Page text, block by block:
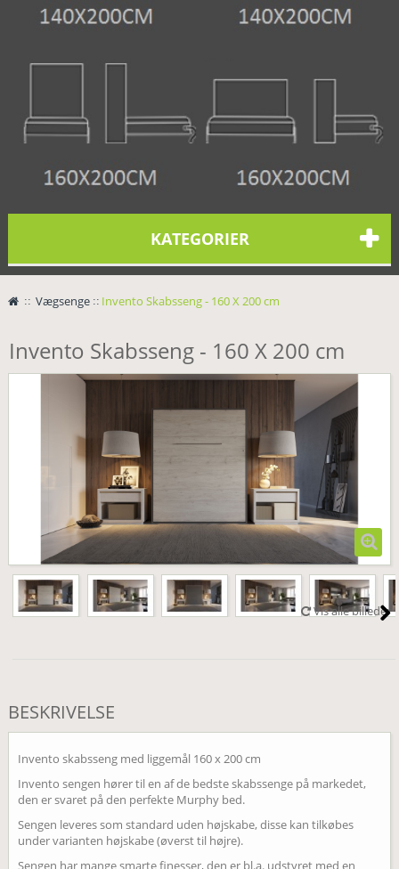
KATEGORIER
> Vægsenge > Invento Skabsseng - 160 X 200 cm
Invento Skabsseng - 160 X 200 cm
Vis alle billeder
BESKRIVELSE
Invento skabsseng med liggemål 160 x 200 cm
Invento sengen hører til en af de bedste skabssenge på markedet,
den er svaret på den perfekte Murphy bed.
Sengen leveres som standard uden højskabe, disse kan tilkøbes
under varianten højskabe (øverst til højre).
Sengen har mange smarte finesser, den er bl.a. udstyret med en